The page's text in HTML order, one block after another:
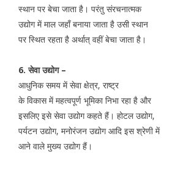
स्थान पर बेचा जाता है। परंतु संरचनात्मक
उद्योग में माल जहाँ बनाया जाता है उसी स्थान
पर स्थित रहता है अर्थात् वहीं बेचा जाता है।
6. सेवा उद्योग –
आधुनिक समय में सेवा क्षेत्र, राष्ट्र
के विकास में महत्वपूर्ण भूमिका निभा रहा है और
इसलिए इसे सेवा उद्योग कहते हैं। होटल उद्योग,
पर्यटन उद्योग, मनोरंजन उद्योग आदि इस श्रेणी में
आने वाले मुख्य उद्योग हैं।